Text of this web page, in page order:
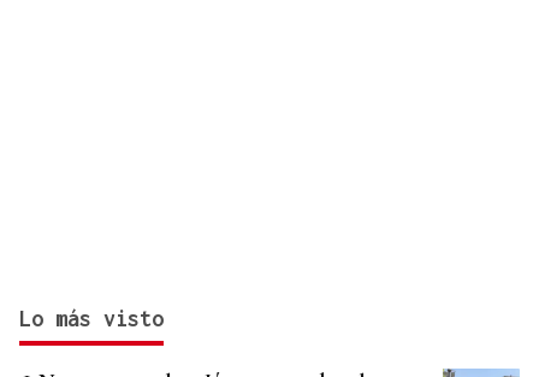
Lo más visto